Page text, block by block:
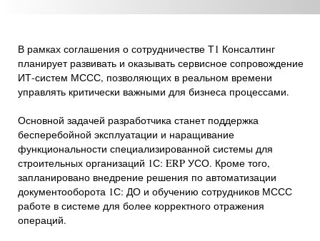
В рамках соглашения о сотрудничестве Т1 Консалтинг
планирует развивать и оказывать сервисное сопровождение
ИТ-систем МССС, позволяющих в реальном времени
управлять критически важными для бизнеса процессами.
Основной задачей разработчика станет поддержка
бесперебойной эксплуатации и наращивание
функциональности специализированной системы для
строительных организаций 1С: ERP УСО. Кроме того,
запланировано внедрение решения по автоматизации
документооборота 1С: ДО и обучению сотрудников МССС
работе в системе для более корректного отражения
операций.